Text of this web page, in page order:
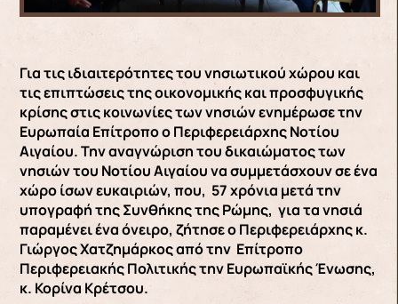
Για τις ιδιαιτερότητες του νησιωτικού χώρου και
τις επιπτώσεις της οικονομικής και προσφυγικής
κρίσης στις κοινωνίες των νησιών ενημέρωσε την
Ευρωπαία Επίτροπο ο Περιφερειάρχης Νοτίου
Αιγαίου. Την αναγνώριση του δικαιώματος των
νησιών του Νοτίου Αιγαίου να συμμετάσχουν σε ένα
χώρο ίσων ευκαιριών, που, 57 χρόνια μετά την
υπογραφή της Συνθήκης της Ρώμης, για τα νησιά
παραμένει ένα όνειρο, ζήτησε ο Περιφερειάρχης κ.
Γιώργος Χατζημάρκος από την Επίτροπο
Περιφερειακής Πολιτικής την Ευρωπαϊκής Ένωσης,
κ. Κορίνα Κρέτσου.